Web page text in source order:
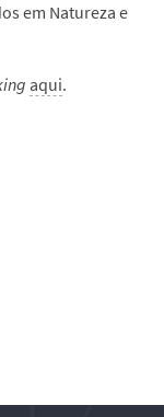
em Natureza e
aqui.